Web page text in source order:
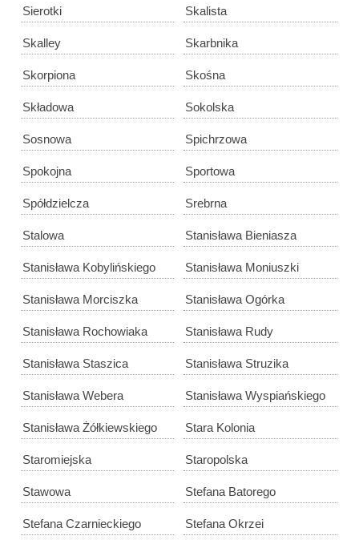
Sierotki Skalista
Skalley Skarbnika
Skorpiona Skośna
Składowa Sokolska
Sosnowa Spichrzowa
Spokojna Sportowa
Spółdzielcza Srebrna
Stalowa Stanisława Bieniasza
Stanisława Kobylińskiego Stanisława Moniuszki
Stanisława Morciszka Stanisława Ogórka
Stanisława Rochowiaka Stanisława Rudy
Stanisława Staszica Stanisława Struzika
Stanisława Webera Stanisława Wyspiańskiego
Stanisława Żółkiewskiego Stara Kolonia
Staromiejska Staropolska
Stawowa Stefana Batorego
Stefana Czarnieckiego Stefana Okrzei